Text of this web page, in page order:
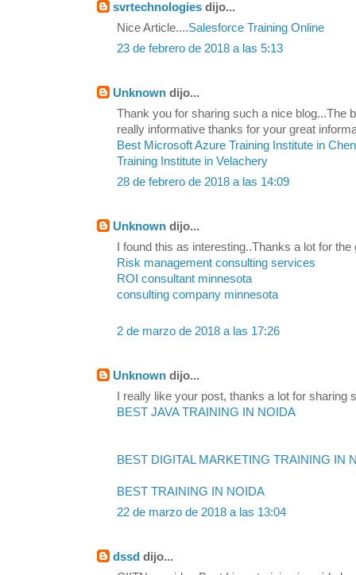
svrtechnologies dijo...
Nice Article....Salesforce Training Online
23 de febrero de 2018 a las 5:13
Unknown dijo...
Thank you for sharing such a nice blog...The
really informative thanks for your great
Best Microsoft Azure Training Institute in
Training Institute in Velachery
28 de febrero de 2018 a las 14:09
Unknown dijo...
I found this as interesting..Thanks a lot for
Risk management consulting services
ROI consultant minnesota
consulting company minnesota
2 de marzo de 2018 a las 17:26
Unknown dijo...
I really like your post, thanks a lot for sharing
BEST JAVA TRAINING IN NOIDA
BEST DIGITAL MARKETING TRAINING IN
BEST TRAINING IN NOIDA
22 de marzo de 2018 a las 13:04
dssd dijo...